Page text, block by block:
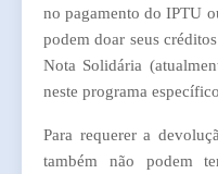
no pagamento do IPTU
podem doar seus
Nota Solidária
neste programa
Para requerer a
também não podem